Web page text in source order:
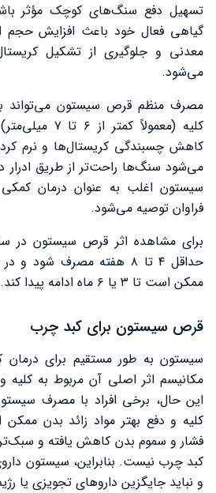
تسهیل دفع سنگ‌های کوچک مؤثر
گیاهی فعال خود باعث افزایش حجم
معدنی و جلوگیری از تشکیل
می‌شود.
مصرف منظم قرص سیستون
کلیه (معمولاً
کاهش چسبندگی کریستال‌ها و نرم
می‌شود سنگ‌ها راحت‌تر از طریق ادرار
سیستون اغلب به عنوان درمان
فراوان توصیه می‌شود.
برای مشاهده اثر قرص سیستون در
حداقل ۴ تا ۸ هفته مصرف
ممکن است تا ۳ یا ۶ ماه ادامه پیدا کند.
قرص سیستون برای کبد چرب
سیستون به طور مستقیم برای
مکانیسم اثر اصلی آن مربوط به کلیه
این حال، برخی افراد با مصرف
کلیه و دفع بهتر مواد زائد بدن
فشار و سموم بدن کاهش یافته و سبک‌تر
کبد چرب نیست. بنابراین، سیستون
و نباید جایگزین داروهای تجویزی یا